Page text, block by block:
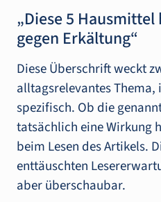
„Diese 5
gegen Erkältung“
Diese Überschrift weckt
alltagsrelevantes
spezifisch. Ob die
tatsächlich eine Wirkung
beim Lesen des Artikels.
enttäuschten
aber überschaubar.